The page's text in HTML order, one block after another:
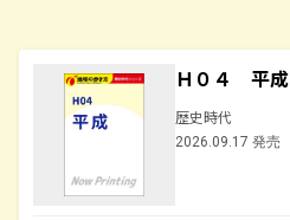
Ｈ０４ 平成
歴史時代
2026.09.17 発売